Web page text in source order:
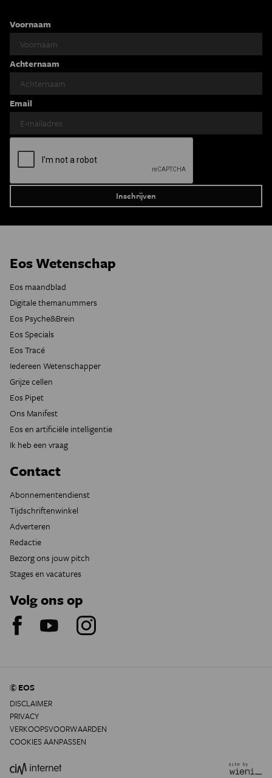
Voornaam
Achternaam
Email
Eos Wetenschap
Eos maandblad
Digitale themanummers
Eos Psyche&Brein
Eos Specials
Eos Tracé
Iedereen Wetenschapper
Grijze cellen
Eos Pipet
Ons Manifest
Eos en artificiële intelligentie
Ik heb een vraag
Contact
Abonnementendienst
Tijdschriftenwinkel
Adverteren
Redactie
Bezorg ons jouw pitch
Stages en vacatures
Volg ons op
© EOS
DISCLAIMER
PRIVACY
VERKOOPSVOORWAARDEN
COOKIES AANPASSEN